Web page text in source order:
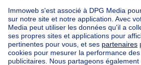
Accueil Belgique
Flandre
Gand
Acheter votre maison et